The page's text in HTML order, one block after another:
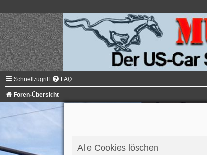
Schnellzugriff FAQ
Foren-Übersicht
Alle Cookies löschen